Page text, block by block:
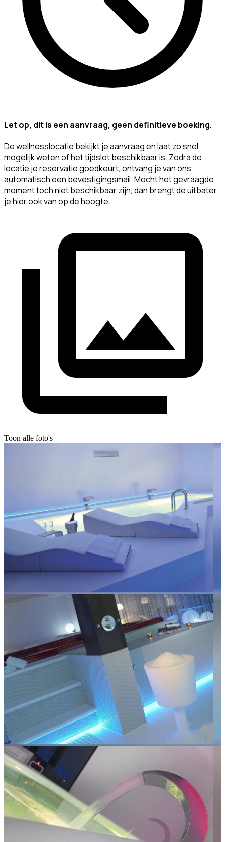
Let op, dit is een aanvraag, geen definitieve boeking.
De wellnesslocatie bekijkt je aanvraag en laat zo snel
mogelijk weten of het tijdslot beschikbaar is. Zodra de
locatie je reservatie goedkeurt, ontvang je van ons
automatisch een bevestigingsmail. Mocht het gevraagde
moment toch niet beschikbaar zijn, dan brengt de uitbater
je hier ook van op de hoogte.
Toon alle foto's